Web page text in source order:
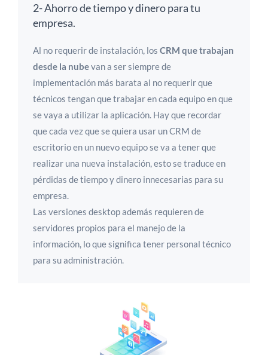
2- Ahorro de tiempo y dinero para tu
empresa.
Al no requerir de instalación, los CRM que trabajan
desde la nubevan a ser siempre de
implementación más barata al no requerir que
técnicos tengan que trabajar en cada equipo en que
se vaya a utilizar la aplicación. Hay que recordar
que cada vez que se quiera usar un CRM de
escritorio en un nuevo equipo se va a tener que
realizar una nueva instalación, esto se traduce en
pérdidas de tiempo y dinero innecesarias para su
empresa.
Las versiones desktop además requieren de
servidores propios para el manejo de la
información, lo que significa tener personal técnico
para su administración.